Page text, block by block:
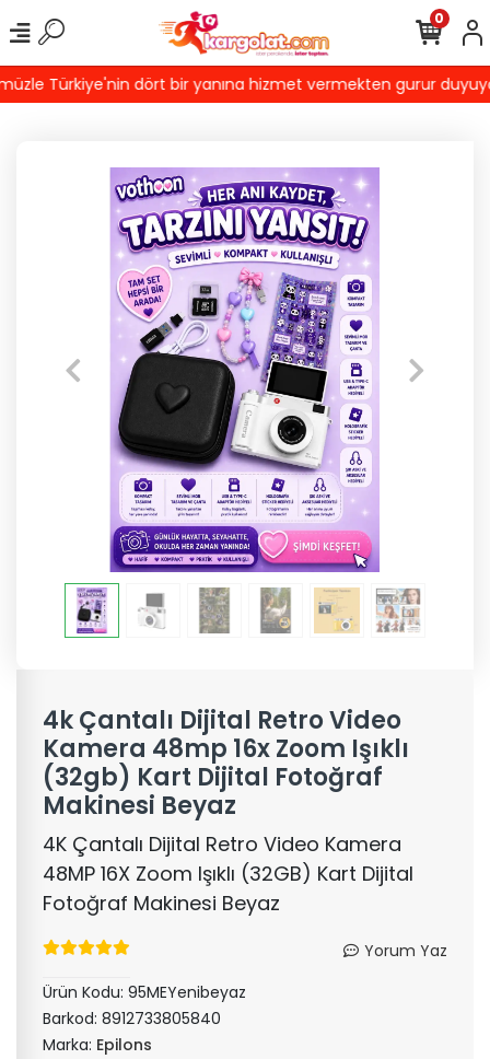
Türkiye'nin dört bir yanına hizmet vermekten gurur
0
4k Çantalı Dijital Retro Video
Kamera 48mp 16x Zoom Işıklı
(32gb) Kart Dijital Fotoğraf
Makinesi Beyaz
4K Çantalı Dijital Retro Video Kamera
48MP 16X Zoom Işıklı (32GB) Kart Dijital
Fotoğraf Makinesi Beyaz
Yorum Yaz
Ürün Kodu: 95MEYenibeyaz
Barkod: 8912733805840
Marka: Epilons